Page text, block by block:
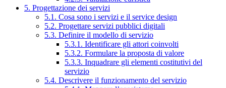
5. Progettazione dei servizi
5.1. Cosa sono i servizi e il service design
5.2. Progettare servizi pubblici digitali
5.3. Definire il modello di servizio
5.3.1. Identificare gli attori coinvolti
5.3.2. Formulare la proposta di valore
5.3.3. Inquadrare gli elementi costitutivi del
servizio
5.4. Descrivere il funzionamento del servizio